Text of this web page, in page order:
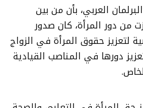
العربي، بأن من بين
من دور المرأة، كان صدور
لتعزيز حقوق المرأة في الزواج
دورها في المناصب القيادية